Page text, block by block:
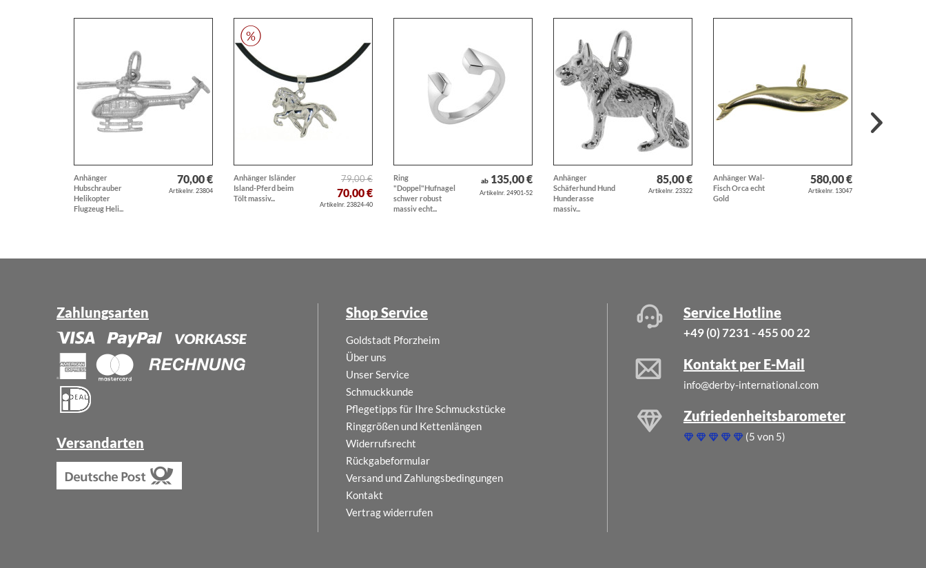
Anhänger
Hubschrauber
Helikopter
Flugzeug Heli...
70,00 €
Artikelnr. 23804
Anhänger Isländer
Island-Pferd beim
Tölt massiv...
79,00 €
70,00 €
Artikelnr. 23824-40
Ring
"Doppel"Hufnagel
schwer robust
massiv echt...
ab 135,00 €
Artikelnr. 24901-52
Anhänger
Schäferhund Hund
Hunderasse
massiv...
85,00 €
Artikelnr. 23322
Anhänger Wal-
Fisch Orca echt
Gold
580,00 €
Artikelnr. 13047
Zahlungsarten
Versandarten
Shop Service
Goldstadt Pforzheim
Über uns
Unser Service
Schmuckkunde
Pflegetipps für Ihre Schmuckstücke
Ringgrößen und Kettenlängen
Widerrufsrecht
Rückgabeformular
Versand und Zahlungsbedingungen
Kontakt
Vertrag widerrufen
Service Hotline
+49 (0) 7231 - 455 00 22
Kontakt per E-Mail
info@derby-international.com
Zufriedenheitsbarometer
(5 von 5)